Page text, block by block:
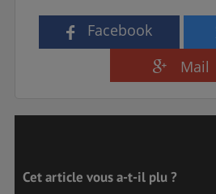
Facebook
Mail
Cet article vous a-t-il plu ?